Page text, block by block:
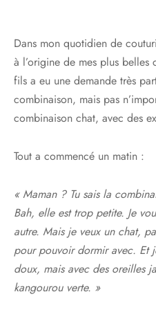
Dans mon quotidien de
à l’origine de mes plus belles
fils a eu une demande très
combinaison, mais pas
combinaison chat, avec des
Tout a commencé un matin :
« Maman ? Tu sais la
Bah, elle est trop petite. Je
autre. Mais je veux un chat,
pour pouvoir dormir avec. Et
doux, mais avec des oreilles
kangourou verte. »